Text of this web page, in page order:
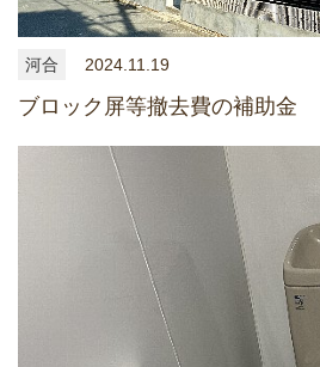
河合 2024.11.19
ブロック屏等撤去費の補助金